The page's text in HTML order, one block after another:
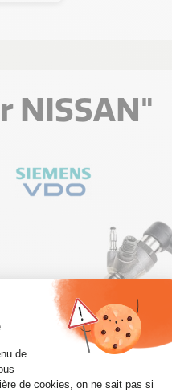
NISSAN"